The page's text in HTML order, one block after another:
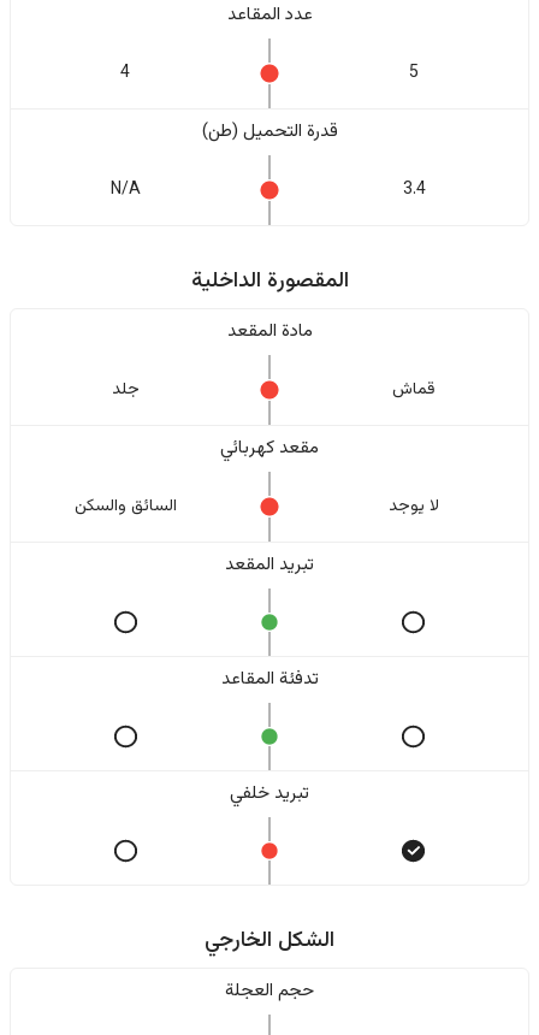
عدد المقاعد
5
4
قدرة التحميل (طن)
3.4
N/A
المقصورة الداخلية
مادة المقعد
قماش جلد
مقعد كهربائي
لا یوجد السائق والسکن
تبريد المقعد
تدفئة المقاعد
تبريد خلفي
الشكل الخارجي
حجم العجلة